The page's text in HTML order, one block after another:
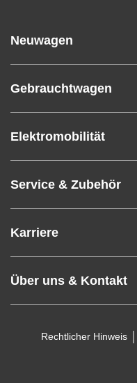
Neuwagen
Gebrauchtwagen
Elektromobilität
Service & Zubehör
Karriere
Über uns & Kontakt
Rechtlicher Hinweis